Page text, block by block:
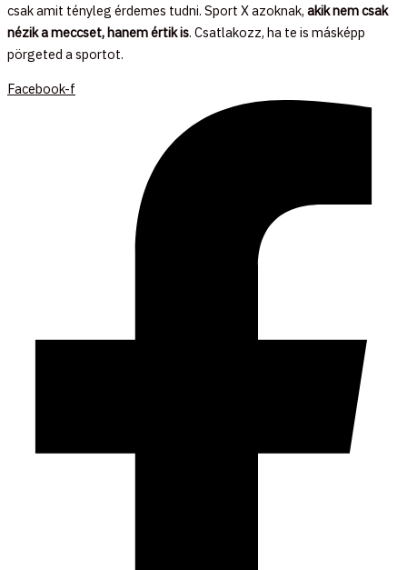
csak amit tényleg érdemes tudni. Sport X azoknak, akik nem csak
nézik a meccset, hanem értik is. Csatlakozz, ha te is másképp
pörgeted a sportot.
Facebook-f